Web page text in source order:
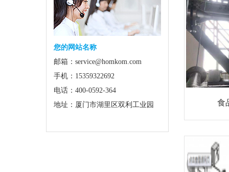
您的网站名称
邮箱：service@homkom.com
手机：15359322692
电话：400-0592-364
地址：厦门市湖里区双利工业园
食